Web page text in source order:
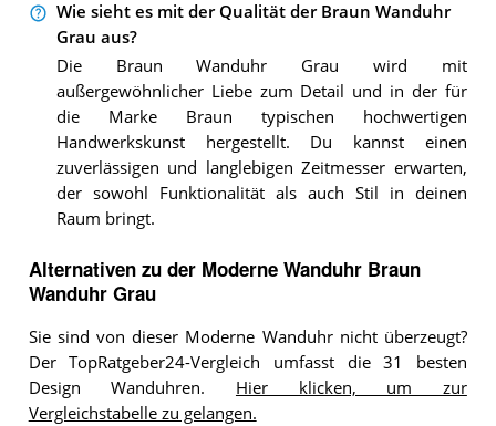
Wie sieht es mit der Qualität der Braun Wanduhr
Grau aus?
Die Braun Wanduhr Grau wird mit
außergewöhnlicher Liebe zum Detail und in der für
die Marke Braun typischen hochwertigen
Handwerkskunst hergestellt. Du kannst einen
zuverlässigen und langlebigen Zeitmesser erwarten,
der sowohl Funktionalität als auch Stil in deinen
Raum bringt.
Alternativen zu der Moderne Wanduhr Braun
Wanduhr Grau
Sie sind von dieser Moderne Wanduhr nicht überzeugt?
Der TopRatgeber24-Vergleich umfasst die 31 besten
Design Wanduhren. Hier klicken, um zur
Vergleichstabelle zu gelangen.